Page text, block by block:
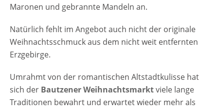
Maronen und gebrannte Mandeln an.
Natürlich fehlt im Angebot auch nicht der originale
Weihnachtsschmuck aus dem nicht weit entfernten
Erzgebirge.
Umrahmt von der romantischen Altstadtkulisse hat
sich der Bautzener Weihnachtsmarktviele lange
Traditionen bewahrt und erwartet wieder mehr als